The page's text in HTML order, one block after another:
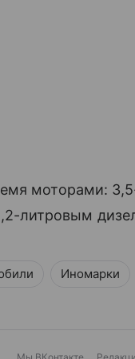
моторами:
литровым
Иномарки